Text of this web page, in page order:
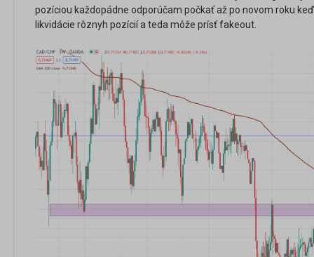
pozíciou každopádne odporúčam počkať až po novom roku
likvidácie rôznyh pozícií a teda môže prísť fakeout.